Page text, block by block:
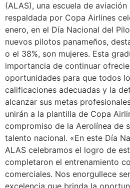
(ALAS), una escuela de
respaldada por Copa Airlines
enero, en el Día Nacional del
nuevos pilotos panameños,
o el 38%, son mujeres. Esta
importancia de continuar
oportunidades para que todos
calificaciones adecuadas y la
alcanzar sus metas
unirán a la plantilla de Copa
compromiso de la Aerolínea de
talento nacional. «En este Día
ALAS celebramos el logro de
completaron el entrenamiento
comerciales. Nos enorgullece